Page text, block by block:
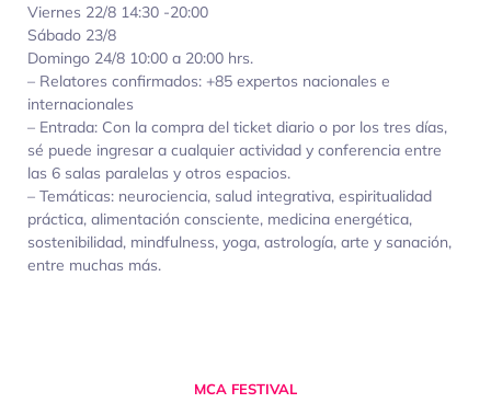
Viernes 22/8 14:30 -20:00
Sábado 23/8
Domingo 24/8 10:00 a 20:00 hrs.
– Relatores confirmados: +85 expertos nacionales e
internacionales
– Entrada: Con la compra del ticket diario o por los tres días,
sé puede ingresar a cualquier actividad y conferencia entre
las 6 salas paralelas y otros espacios.
– Temáticas: neurociencia, salud integrativa, espiritualidad
práctica, alimentación consciente, medicina energética,
sostenibilidad, mindfulness, yoga, astrología, arte y sanación,
entre muchas más.
MCA FESTIVAL